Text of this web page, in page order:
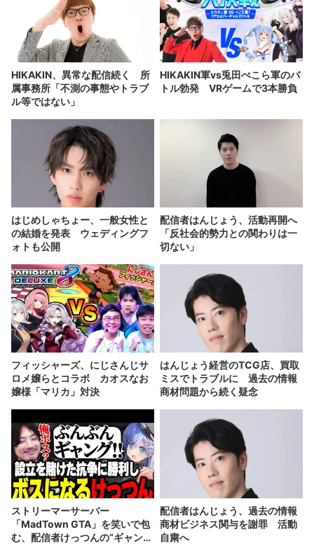
HIKAKIN、異常な配信続く 所
属事務所「不測の事態やトラブ
ル等ではない」
HIKAKIN軍vs兎田ぺこら軍のバ
トル勃発 VRゲームで3本勝負
はじめしゃちょー、一般女性と
の結婚を発表 ウェディングフ
ォトも公開
配信者はんじょう、活動再開へ
「反社会的勢力との関わりは一
切ない」
フィッシャーズ、にじさんじサ
ロメ嬢らとコラボ カオスなお
嬢様「マリカ」対決
はんじょう経営のTCG店、買取
ミスでトラブルに 過去の情報
商材問題から続く疑念
ストリーマーサーバー
「MadTown GTA」を笑いで包
む、配信者けっつんの“ギャング
配信者はんじょう、過去の情報
商材ビジネス関与を謝罪 活動
自粛へ